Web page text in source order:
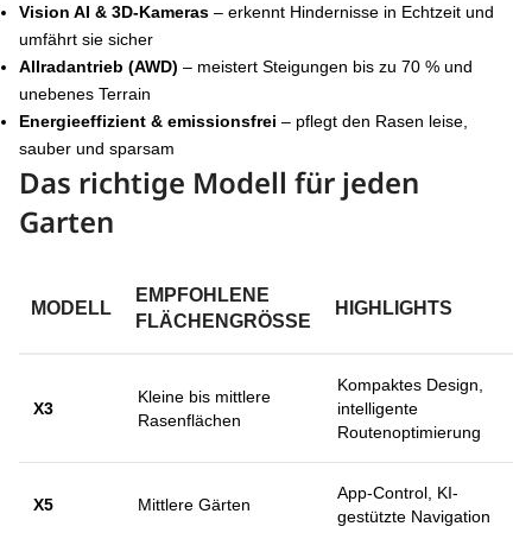
Vision AI & 3D-Kameras – erkennt Hindernisse in Echtzeit und
umfährt sie sicher
Allradantrieb (AWD) – meistert Steigungen bis zu 70 % und
unebenes Terrain
Energieeffizient & emissionsfrei – pflegt den Rasen leise,
sauber und sparsam
Das richtige Modell für jeden
Garten
MODELL
EMPFOHLENE
FLÄCHENGRÖSSE
HIGHLIGHTS
X3
Kleine bis mittlere
Rasenflächen
Kompaktes Design,
intelligente
Routenoptimierung
X5 Mittlere Gärten
App-Control, KI-
gestützte Navigation